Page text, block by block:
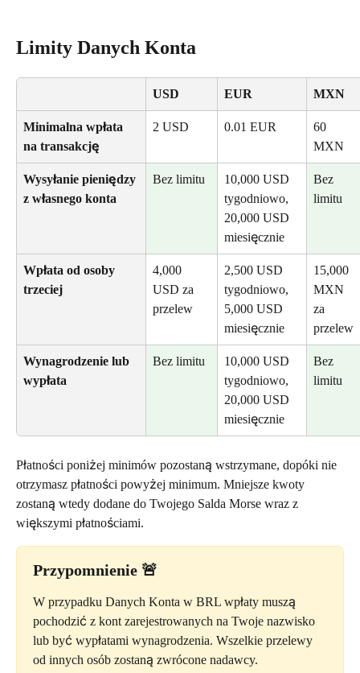
Limity Danych Konta
USD EUR MXN
Minimalna wpłata
na transakcję
2 USD 0.01 EUR
60
MXN
Wysyłanie pieniędzy
z własnego konta
Bez limitu
10,000 USD
tygodniowo,
20,000 USD
miesięcznie
Bez
limitu
Wpłata od osoby
trzeciej
4,000
USD za
przelew
2,500 USD
tygodniowo,
5,000 USD
miesięcznie
15,000
MXN
za
przelew
Wynagrodzenie lub
wypłata
Bez limitu
10,000 USD
tygodniowo,
20,000 USD
miesięcznie
Bez
limitu
Płatności poniżej minimów pozostaną wstrzymane, dopóki nie
otrzymasz płatności powyżej minimum. Mniejsze kwoty
zostaną wtedy dodane do Twojego Salda Morse wraz z
większymi płatnościami.
Przypomnienie 🚨
W przypadku Danych Konta w BRL wpłaty muszą
pochodzić z kont zarejestrowanych na Twoje nazwisko
lub być wypłatami wynagrodzenia. Wszelkie przelewy
od innych osób zostaną zwrócone nadawcy.